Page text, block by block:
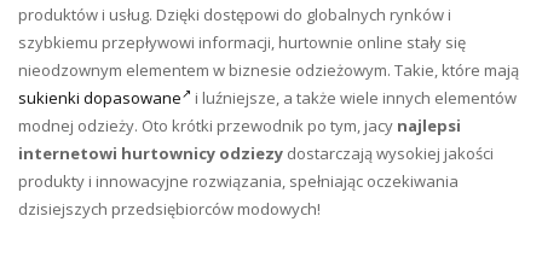
produktów i usług. Dzięki dostępowi do globalnych rynków i
szybkiemu przepływowi informacji, hurtownie online stały się
nieodzownym elementem w biznesie odzieżowym. Takie, które mają
sukienki dopasowane
i luźniejsze, a także wiele innych elementów
modnej odzieży. Oto krótki przewodnik po tym, jacy najlepsi
internetowi hurtownicy odziezy dostarczają wysokiej jakości
produkty i innowacyjne rozwiązania, spełniając oczekiwania
dzisiejszych przedsiębiorców modowych!